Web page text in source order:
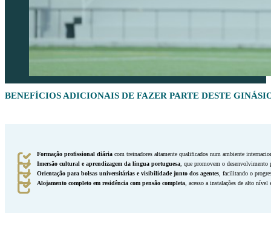
BENEFÍCIOS ADICIONAIS DE FAZER PARTE DESTE
Formação profissional diáriacom treinadores altamente qualificados num ambiente
Imersão cultural e aprendizagem da língua portuguesa, que promovem o desenvolvimento
Orientação para bolsas universitárias e visibilidade junto dos agentes, facilitando o
Alojamento completo em residência com pensão completa, acesso a instalações de alto nível